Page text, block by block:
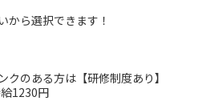
から選択できます！
のある方は【研修制度あり】
1230円